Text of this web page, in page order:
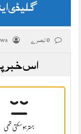
گلیڈی ایٹر کو
اس خبر
بہتر ہو سکتی تھی